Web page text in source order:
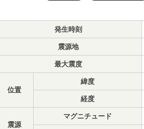
発生時刻
震源地
最大震度
位置
緯度
経度
震源
マグニチュード